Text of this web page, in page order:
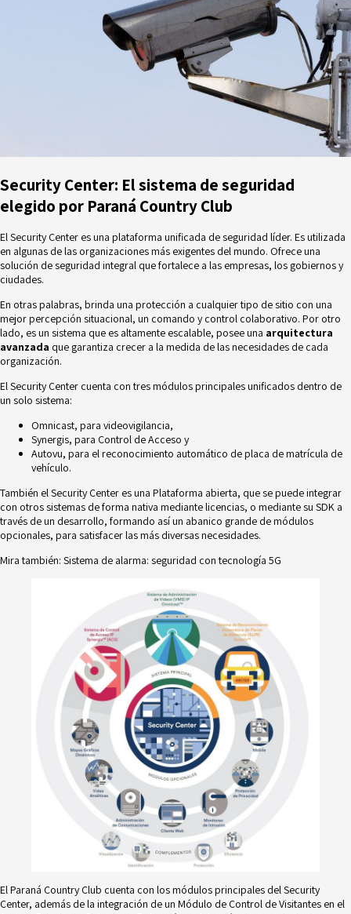
Security Center: El sistema de seguridad
elegido por Paraná Country Club
ElSecurity Center es una plataforma unificada de seguridad líder. Es utilizada
en algunas de las organizaciones más exigentes del mundo. Ofrece una
solución de seguridad integral que fortalece a las empresas, los gobiernos y
ciudades.
En otras palabras, brinda una protección a cualquier tipo de sitio con una
mejor percepción situacional, un comando y control colaborativo. Por otro
lado, es un sistema que es altamente escalable, posee una arquitectura
avanzada que garantiza crecer a la medida de las necesidades de cada
organización.
El Security Center cuenta con tres módulos principales unificados dentro de
un solo sistema:
Omnicast, para videovigilancia,
Synergis, para Control de Acceso y
Autovu, para el reconocimiento automático de placa de matrícula de
vehículo.
También el Security Center es una Plataforma abierta, que se puede integrar
con otros sistemas de forma nativa mediante licencias, o mediante su SDK a
través de un desarrollo, formando así un abanico grande de módulos
opcionales, para satisfacer las más diversas necesidades.
Mira también: Sistema de alarma: seguridad con tecnología 5G
El Paraná Country Club cuenta con los módulos principales del Security
Center, además de la integración de un Módulo de Control de Visitantes en el